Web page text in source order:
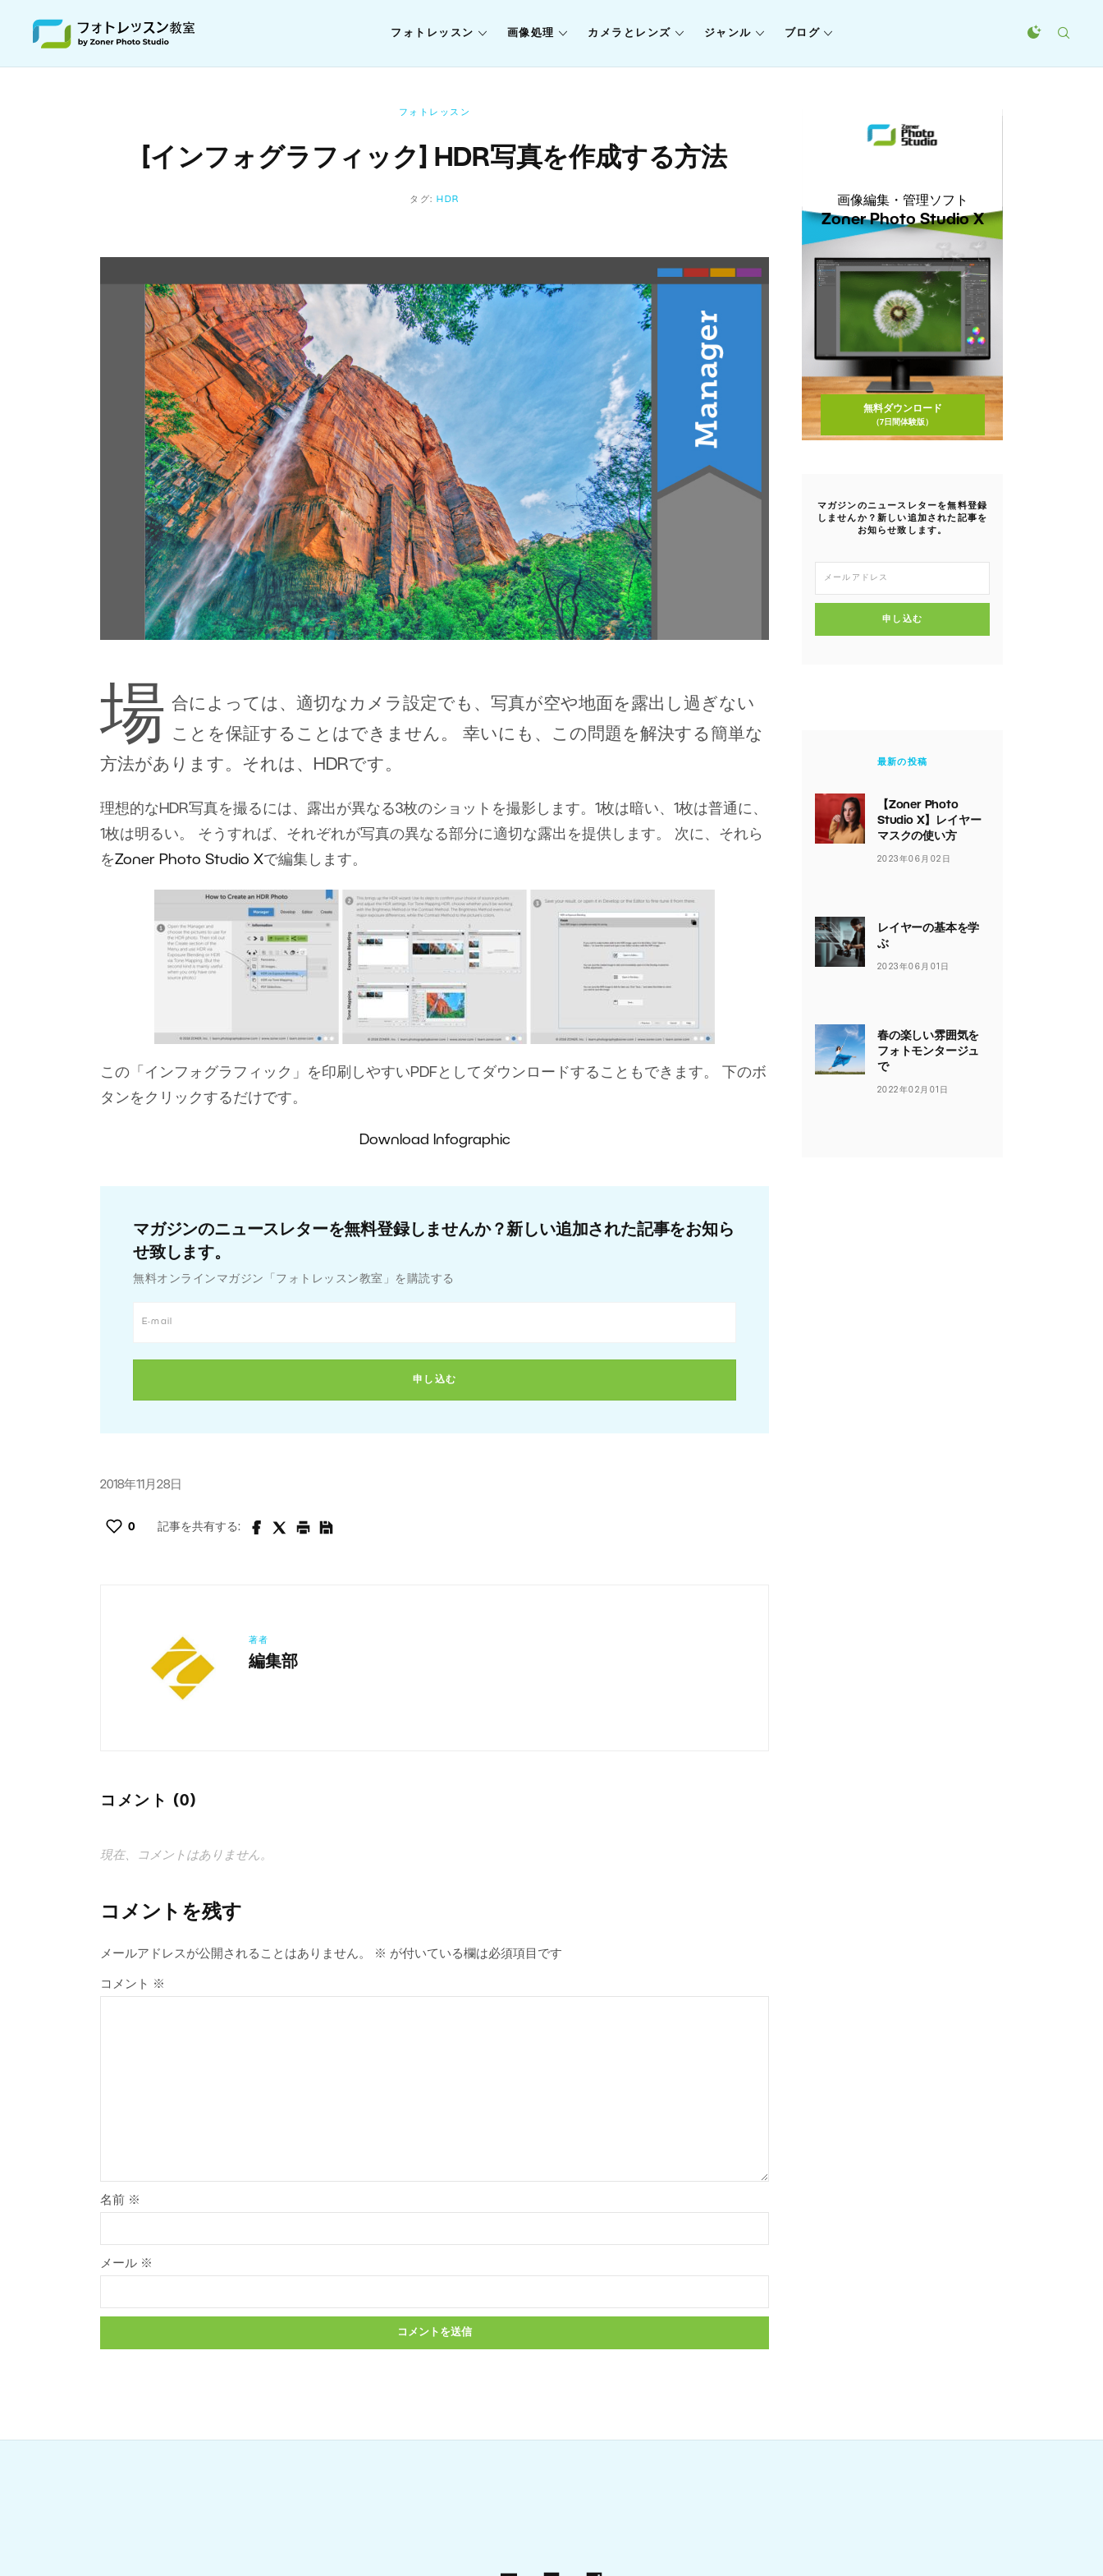
フォトレッスン 画像処理 カメラとレンズ ジャンル ブログ
フォトレッスン
[インフォグラフィック] HDR写真を作成する方法
タグ: HDR
場 合によっては、適切なカメラ設定でも、写真が空や地面を露出し過ぎない
ことを保証することはできません。 幸いにも、この問題を解決する簡単な
方法があります。それは、HDRです。
理想的なHDR写真を撮るには、露出が異なる3枚のショットを撮影します。1枚は暗い、1枚は普通に、
1枚は明るい。 そうすれば、それぞれが写真の異なる部分に適切な露出を提供します。 次に、それら
をZoner Photo Studio Xで編集します。
この「インフォグラフィック」を印刷しやすいPDFとしてダウンロードすることもできます。 下のボ
タンをクリックするだけです。
Download Infographic
マガジンのニュースレターを無料登録しませんか？新しい追加された記事をお知ら
せ致します。
無料オンラインマガジン「フォトレッスン教室」を購読する
2018年11月28日
0 記事を共有する:
著者
編集部
コメント (0)
現在、コメントはありません。
コメントを残す
メールアドレスが公開されることはありません。 ※ が付いている欄は必須項目です
コメント ※
名前 ※
メール ※
画像編集・管理ソフト
Zoner Photo Studio X
無料ダウンロード
（7日間体験版）
マガジンのニュースレターを無料登録
しませんか？新しい追加された記事を
お知らせ致します。
申し込む
最新の投稿
【Zoner Photo
Studio X】レイヤー
マスクの使い方
2023年06月02日
レイヤーの基本を学
ぶ
2023年06月01日
春の楽しい雰囲気を
フォトモンタージュ
で
2022年02月01日